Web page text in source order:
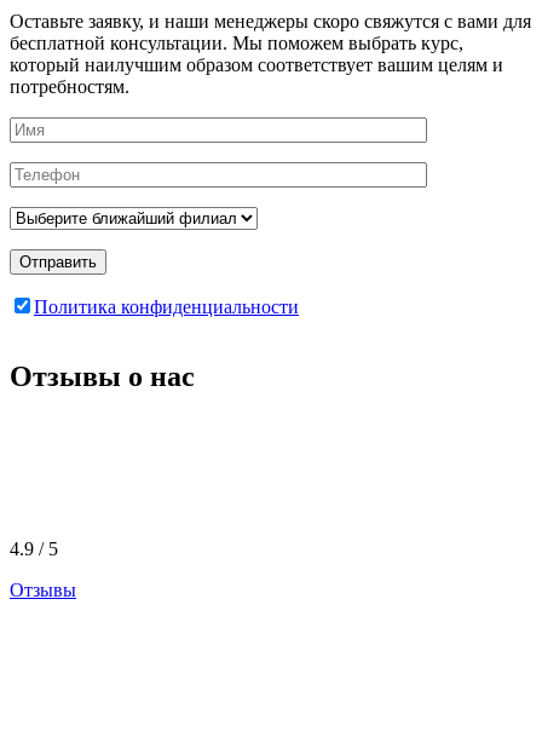
Оставьте заявку, и наши менеджеры скоро свяжутся с вами для
бесплатной консультации. Мы поможем выбрать курс,
который наилучшим образом соответствует вашим целям и
потребностям.
Отправить
Политика конфиденциальности
Отзывы о нас
4.9 / 5
Отзывы